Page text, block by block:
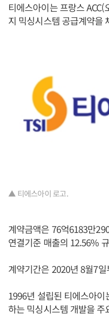
티에스아이는 프랑스
지 믹싱시스템 공급계약을
▲ 티에스아이 로고.
계약금액은 76억6183만
연결기준 매출의 12.56%
계약기간은 2020년 8월7
1996년 설립된 티에스아
하는 믹싱시스템 개발을